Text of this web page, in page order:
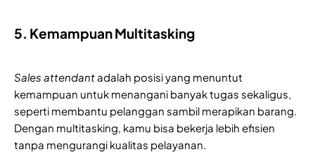
5. Kemampuan Multitasking
Sales attendantadalah posisi yang menuntut
kemampuan untuk menangani banyak tugas sekaligus,
seperti membantu pelanggan sambil merapikan barang.
Dengan multitasking, kamu bisa bekerja lebih efisien
tanpa mengurangi kualitas pelayanan.